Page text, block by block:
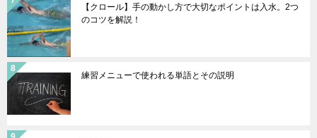
【クロール】手の動かし方で大切なポイントは入水。2つ
のコツを解説！
練習メニューで使われる単語とその説明